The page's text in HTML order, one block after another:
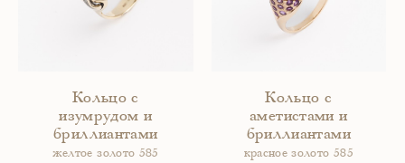
Кольцо с
изумрудом и
бриллиантами
желтое золото 585
Кольцо с
аметистами и
бриллиантами
красное золото 585